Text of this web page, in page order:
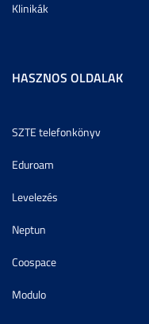
Klinikák
HASZNOS OLDALAK
SZTE telefonkönyv
Eduroam
Levelezés
Neptun
Coospace
Modulo